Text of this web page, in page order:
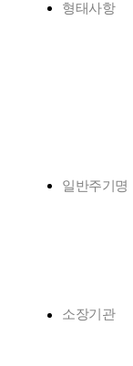
형태사항
일반주기명
소장기관